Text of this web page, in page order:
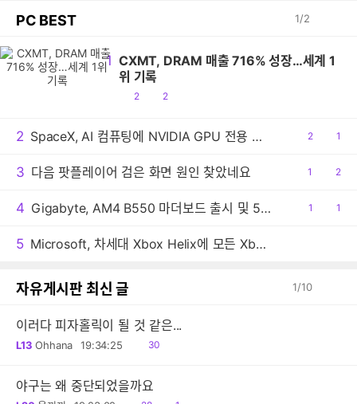
PC BEST 1/2
1 CXMT, DRAM 매출 716% 성장…세계 1
위 기록
공
2
댓
2
2 SpaceX, AI 컴퓨팅에 NVIDIA GPU 전용 사용
공
2
댓1
3 다음 팟플레이어 검은 화면 원인 찾았네요
공1
댓
2
4 Gigabyte, AM4 B550 마더보드 출시 및 5800X3D 권장
공1
댓1
5 Microsoft, 차세대 Xbox Helix에 모든 Xbox 게임 지원 추진
자유게시판 최신 글 1/10
이러다 피자홀릭이 될 것 같은...
L13 Ohhana 19:34:25
읽
30
야구는 왜 중단되었을까요